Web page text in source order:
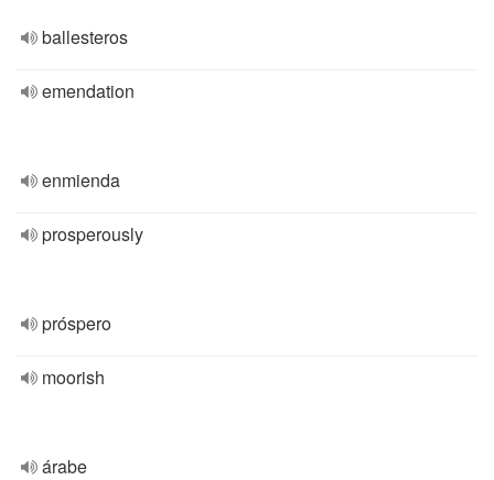
ballesteros
emendation
enmienda
prosperously
próspero
moorish
árabe